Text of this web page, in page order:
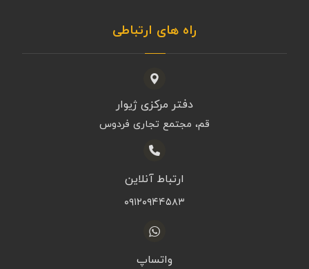
راه های ارتباطی
دفتر مرکزی ژیوار
قم، مجتمع تجاری فردوس
ارتباط آنلاین
۰۹۱۲۰۹۴۴۵۸۳
واتساپ